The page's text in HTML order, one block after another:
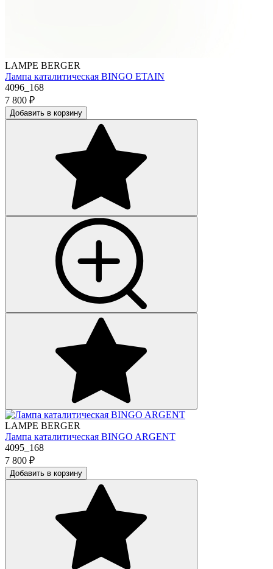
LAMPE BERGER
Лампа каталитическая BINGO ETAIN
4096_168
7 800 ₽
Добавить в корзину
LAMPE BERGER
Лампа каталитическая BINGO ARGENT
4095_168
7 800 ₽
Добавить в корзину